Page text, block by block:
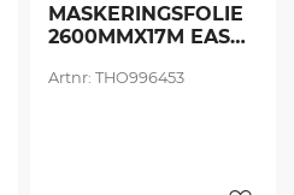
MASKERINGSFOLIE
2600MMX17M EASY
THO996453